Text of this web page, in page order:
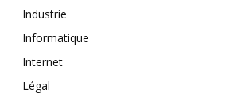
Industrie
Informatique
Internet
Légal